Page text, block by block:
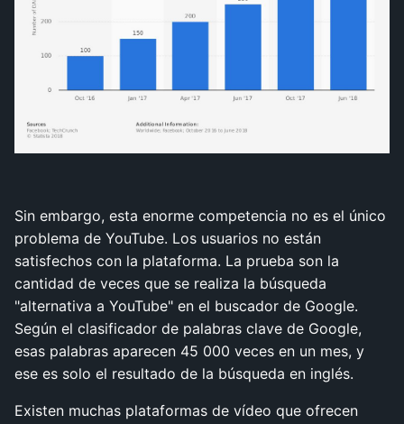
Sin embargo, esta enorme competencia no es el único
problema de YouTube. Los usuarios no están
satisfechos con la plataforma. La prueba son la
cantidad de veces que se realiza la búsqueda
"alternativa a YouTube" en el buscador de Google.
Según el clasificador de palabras clave de Google,
esas palabras aparecen 45 000 veces en un mes, y
ese es solo el resultado de la búsqueda en inglés.
Existen muchas plataformas de vídeo que ofrecen